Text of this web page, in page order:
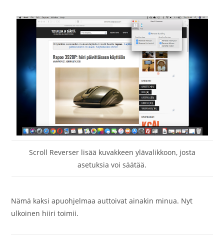
Scroll Reverser lisää kuvakkeen ylävalikkoon, josta
asetuksia voi säätää.
Nämä kaksi apuohjelmaa auttoivat ainakin minua. Nyt
ulkoinen hiiri toimii.